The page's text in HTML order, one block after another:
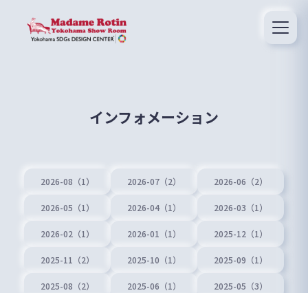
インフォメーション
2026-08（1） 2026-07（2） 2026-06（2）
2026-05（1） 2026-04（1） 2026-03（1）
2026-02（1） 2026-01（1） 2025-12（1）
2025-11（2） 2025-10（1） 2025-09（1）
2025-08（2） 2025-06（1） 2025-05（3）